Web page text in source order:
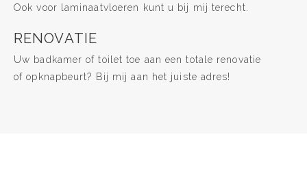
Ook voor laminaatvloeren kunt u bij mij terecht.
RENOVATIE
Uw badkamer of toilet toe aan een totale renovatie
of opknapbeurt? Bij mij aan het juiste adres!